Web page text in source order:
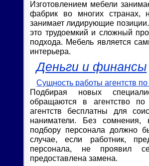
Изготовлением мебели
фабрик во многих странах,
занимает лидирующие
это трудоемкий и сложный
подхода. Мебель является
интерьера.
Деньги и финансы
Сущность работы агентств
Подбирая новых
обращаются в агентство
агентств бесплатны для
наниматели. Без сомнения,
подбору персонала должно
случае, если работник,
персонала, не проявил
предоставлена замена.